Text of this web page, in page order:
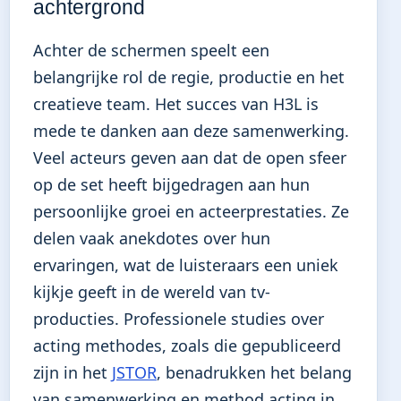
achtergrond
Achter de schermen speelt een
belangrijke rol de regie, productie en het
creatieve team. Het succes van H3L is
mede te danken aan deze samenwerking.
Veel acteurs geven aan dat de open sfeer
op de set heeft bijgedragen aan hun
persoonlijke groei en acteerprestaties. Ze
delen vaak anekdotes over hun
ervaringen, wat de luisteraars een uniek
kijkje geeft in de wereld van tv-
producties. Professionele studies over
acting methodes, zoals die gepubliceerd
zijn in het JSTOR, benadrukken het belang